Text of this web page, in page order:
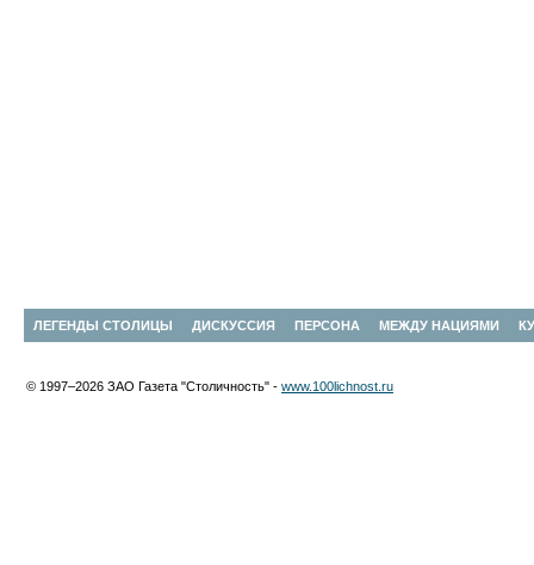
ЛЕГЕНДЫ СТОЛИЦЫ ДИСКУССИЯ ПЕРСОНА МЕЖДУ НАЦИЯМИ
© 1997–2026 ЗАО Газета "Столичность" - www.100lichnost.ru